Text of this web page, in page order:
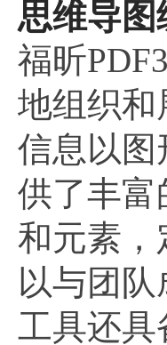
思维导图
福昕
地组织和
信息以图
供了丰富
和元素，
以与团
工具还具